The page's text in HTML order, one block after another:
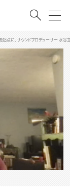
起点に」サウンドプロデューサー 水谷